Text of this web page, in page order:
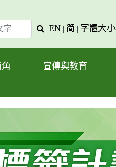
查
字
EN | 简 | 字體大小
宣傳與教育